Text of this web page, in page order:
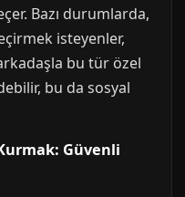
Bazı durumlarda,
isteyenler,
bu tür özel
bu da sosyal
Güvenli